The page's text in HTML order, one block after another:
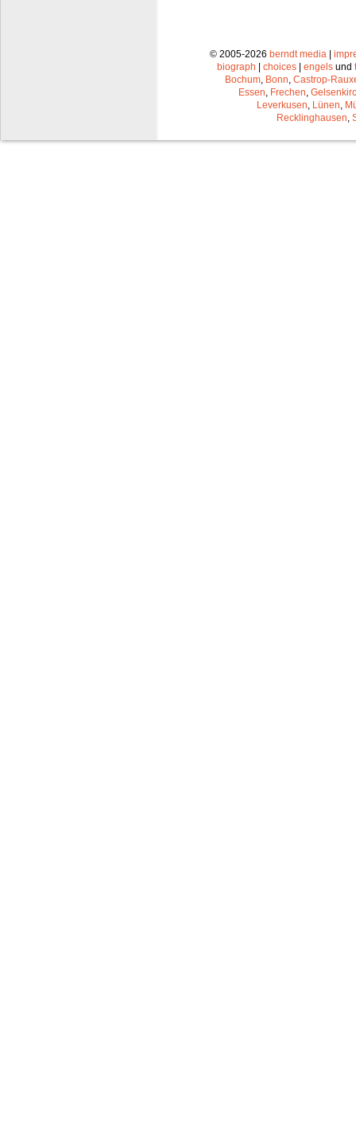
© 2005-2026 berndt media |
biograph | choices | engels und
Bochum Bonn Castrop-
Essen Frechen
Leverkusen Lünen
Recklinghausen